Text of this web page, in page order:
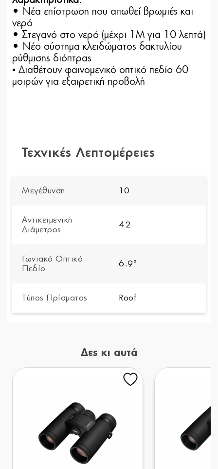
• Nέα επίστρωση που απωθεί βρωμιές και
νερό
• Στεγανό στο νερό (μέχρι 1Μ για 10 λεπτά)
• Νέο σύστημα κλειδώματος δακτυλίου
ρύθμισης διόπτρας
▪ Διαθέτουν φαινομενικό οπτικό πεδίο 60
μοιρών για εξαιρετική προβολή
Τεχνικές Λεπτομέρειες
Μεγέθυνση 10
Αντικειμενική
Διάμετρος
42
Γωνιακό Οπτικό
Πεδίο
6.9°
Τύπος Πρίσματος Roof
Δες κι αυτά